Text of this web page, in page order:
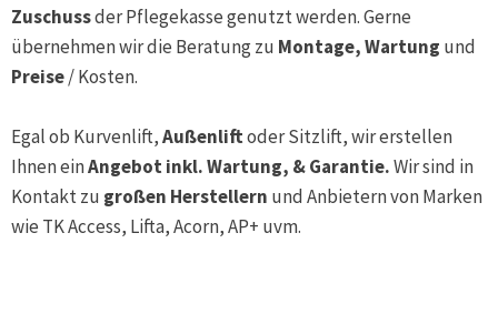
Zuschussder Pflegekasse genutzt werden. Gerne
übernehmen wir die Beratung zu Montage, Wartung und
Preise/ Kosten.
Egal ob Kurvenlift,Außenliftoder Sitzlift, wir erstellen
Ihnen einAngebot inkl. Wartung, & Garantie.Wir sind in
Kontakt zu großen Herstellern und Anbietern von Marken
wie TK Access, Lifta, Acorn, AP+ uvm.